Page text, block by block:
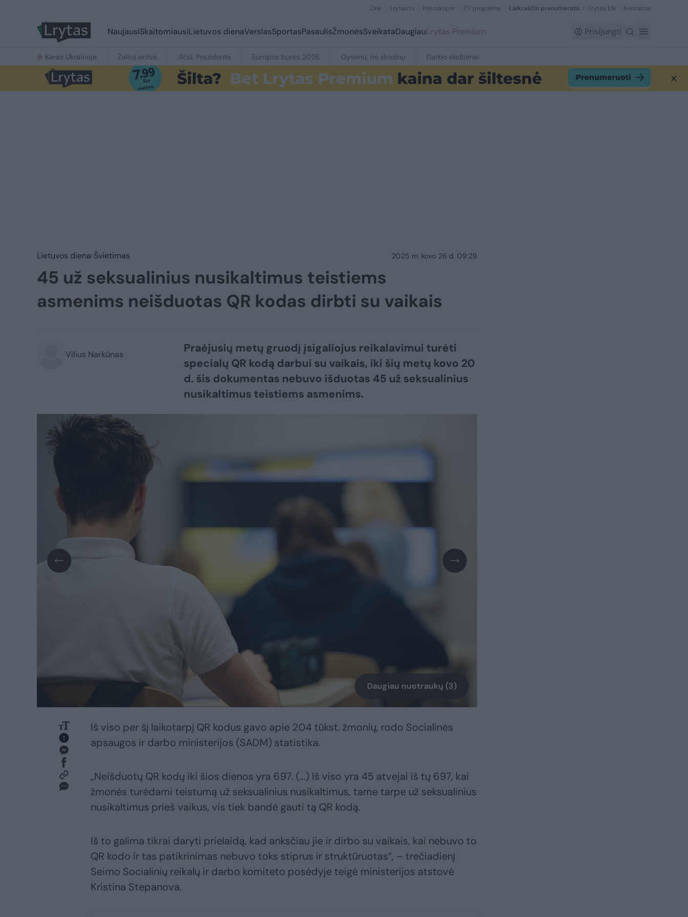
Orai Lrytas.tv Horoskopai TV programa Laikraščio prenumerata Lrytas EN Kontaktai
NaujausiSkaitomiausiLietuvos dienaVerslasSportasPasaulisŽmonėsSveikataDaugiauLrytas Premium Prisijungti
Karas Ukrainoje Žalioji erdvė Ačiū, Prezidente Europos burės 2026 Gyvenu, ne skrolinu Darbo skelbimai
Lietuvos diena Švietimas 2025 m. kovo 26 d. 09:29
45 už seksualinius nusikaltimus teistiems
asmenims neišduotas QR kodas dirbti su vaikais
Vilius Narkūnas
Praėjusių metų gruodį įsigaliojus reikalavimui turėti
specialų QR kodą darbui su vaikais, iki šių metų kovo 20
d. šis dokumentas nebuvo išduotas 45 už seksualinius
nusikaltimus teistiems asmenims.
Daugiau nuotraukų (3)
Iš viso per šį laikotarpį QR kodus gavo apie 204 tūkst. žmonių, rodo Socialinės
apsaugos ir darbo ministerijos (SADM) statistika.
„Neišduotų QR kodų iki šios dienos yra 697. (...) Iš viso yra 45 atvejai iš tų 697, kai
žmonės turėdami teistumą už seksualinius nusikaltimus, tame tarpe už seksualinius
nusikaltimus prieš vaikus, vis tiek bandė gauti tą QR kodą.
Iš to galima tikrai daryti prielaidą, kad anksčiau jie ir dirbo su vaikais, kai nebuvo to
QR kodo ir tas patikrinimas nebuvo toks stiprus ir struktūruotas“, – trečiadienį
Seimo Socialinių reikalų ir darbo komiteto posėdyje teigė ministerijos atstovė
Kristina Stepanova.